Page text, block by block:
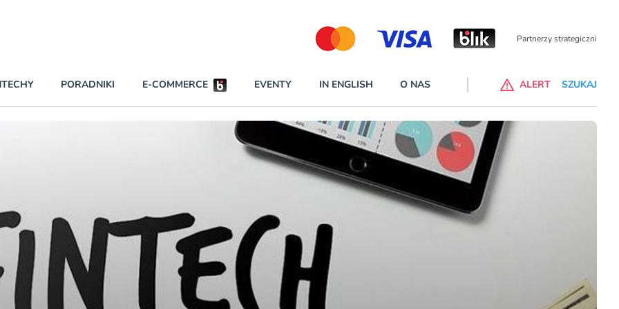
Partnerzy wspierający
RAPORTY SPECJALNE
NAJCZĘŚCIEJ CZYTANE
Darmowy dostęp do ChataGPT Go dla klientów Revoluta. Nowy benefit we
wszystkich planach
W najniższych planach – Standard i Plus – z usługi będzie można korzsytać za
Czytaj więcej
PORADNIKI E-COMMERCE EVENTY IN ENGLISH O NAS ALERT SZUKAJ